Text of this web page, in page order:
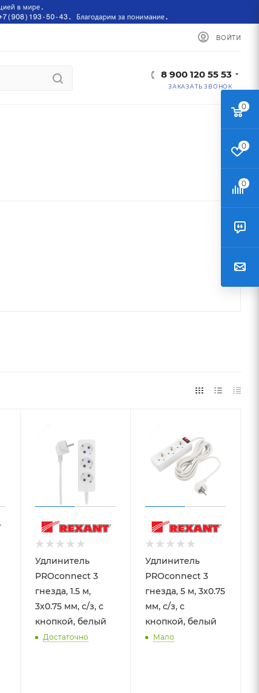
ВОЙТИ
8 900 120 55 53
ЗАКАЗАТЬ ЗВОНОК
Удлинитель
PROconnect 3
гнезда, 1.5 м,
3х0.75 мм, с/з, с
кнопкой, белый
Достаточно
Удлинитель
PROconnect 3
гнезда, 5 м, 3х0.75
мм, с/з, с
кнопкой, белый
Мало
0
0
0